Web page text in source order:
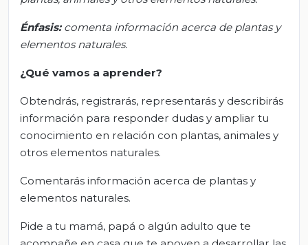
Énfasis:comenta información acerca de plantas y
elementos naturales.
¿Qué vamos a aprender?
Obtendrás, registrarás, representarás y describirás
información para responder dudas y ampliar tu
conocimiento en relación con plantas, animales y
otros elementos naturales.
Comentarás información acerca de plantas y
elementos naturales.
Pide a tu mamá, papá o algún adulto que te